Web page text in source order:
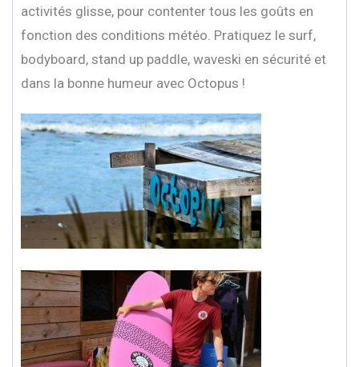
activités glisse, pour contenter tous les goûts en
fonction des conditions météo. Pratiquez le surf,
bodyboard, stand up paddle, waveski en sécurité et
dans la bonne humeur avec Octopus !